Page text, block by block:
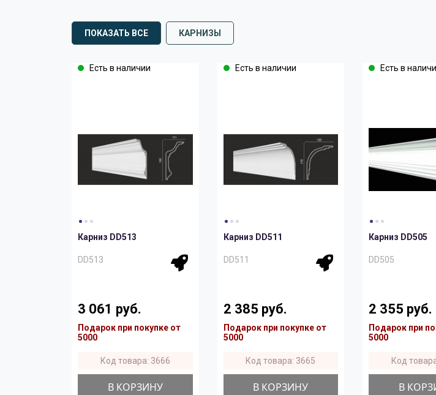
ПОКАЗАТЬ ВСЕ КАРНИЗЫ
Есть в наличии
Карниз DD513
DD513
3 061 руб.
Подарок при покупке от
5000
Код товара: 3666
В КОРЗИНУ
Есть в наличии
Карниз DD511
DD511
2 385 руб.
Подарок при покупке от
5000
Код товара: 3665
В КОРЗИНУ
Есть в
Карниз DD505
DD505
2 355 руб.
Подарок при
5000
Код
В